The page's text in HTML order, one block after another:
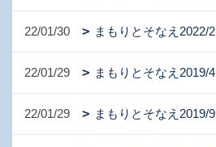
22/01/30 まもりとそなえ2022/2
22/01/29 まもりとそなえ2019/4
22/01/29 まもりとそなえ2019/9